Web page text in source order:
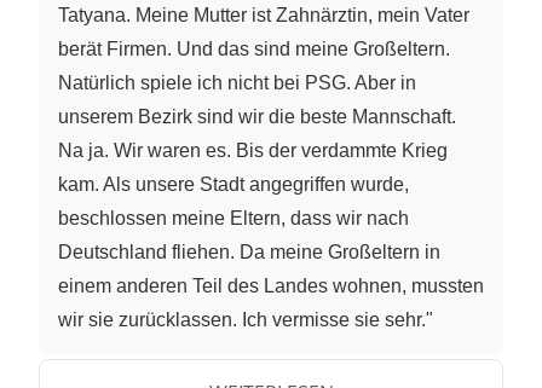
Tatyana. Meine Mutter ist Zahnärztin, mein Vater
berät Firmen. Und das sind meine Großeltern.
Natürlich spiele ich nicht bei PSG. Aber in
unserem Bezirk sind wir die beste Mannschaft.
Na ja. Wir waren es. Bis der verdammte Krieg
kam. Als unsere Stadt angegriffen wurde,
beschlossen meine Eltern, dass wir nach
Deutschland fliehen. Da meine Großeltern in
einem anderen Teil des Landes wohnen, mussten
wir sie zurücklassen. Ich vermisse sie sehr."